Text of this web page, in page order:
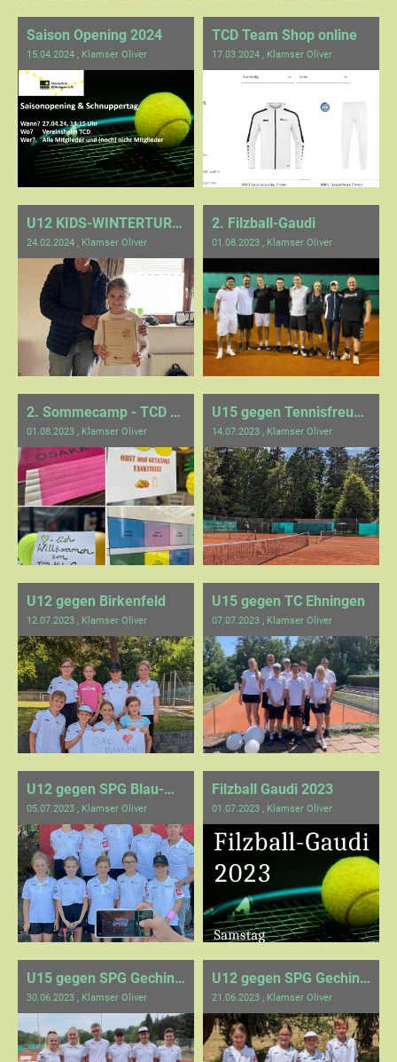
Saison Opening 2024
15.04.2024 , Klamser Oliver
TCD Team Shop online
17.03.2024 , Klamser Oliver
U12 KIDS-WINTERTURNIER
24.02.2024 , Klamser Oliver
2. Filzball-Gaudi
01.08.2023 , Klamser Oliver
2. Sommecamp - TCD Kids
01.08.2023 , Klamser Oliver
U15 gegen Tennisfreunde Holzbronn
14.07.2023 , Klamser Oliver
U12 gegen Birkenfeld
12.07.2023 , Klamser Oliver
U15 gegen TC Ehningen
07.07.2023 , Klamser Oliver
U12 gegen SPG Blau-Weiß-Calw/Hirsau 2
05.07.2023 , Klamser Oliver
Filzball Gaudi 2023
01.07.2023 , Klamser Oliver
U15 gegen SPG Gechingen/Ostelsheim
30.06.2023 , Klamser Oliver
U12 gegen SPG Gechingen/Ostelsheim
21.06.2023 , Klamser Oliver